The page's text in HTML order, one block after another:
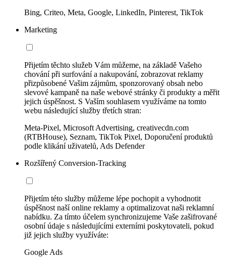
Bing, Criteo, Meta, Google, LinkedIn, Pinterest, TikTok
Marketing
Přijetím těchto služeb Vám můžeme, na základě Vašeho
chování při surfování a nakupování, zobrazovat reklamy
přizpůsobené Vašim zájmům, sponzorovaný obsah nebo
slevové kampaně na naše webové stránky či produkty a měřit
jejich úspěšnost. S Vaším souhlasem využíváme na tomto
webu následující služby třetích stran:
Meta-Pixel, Microsoft Advertising, creativecdn.com
(RTBHouse), Seznam, TikTok Pixel, Doporučení produktů
podle klikání uživatelů, Ads Defender
Rozšířený Conversion-Tracking
Přijetím této služby můžeme lépe pochopit a vyhodnotit
úspěšnost naší online reklamy a optimalizovat naši reklamní
nabídku. Za tímto účelem synchronizujeme Vaše zašifrované
osobní údaje s následujícími externími poskytovateli, pokud
již jejich služby využíváte:
Google Ads